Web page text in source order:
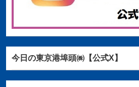
今日の東京港埠頭㈱【公式X】